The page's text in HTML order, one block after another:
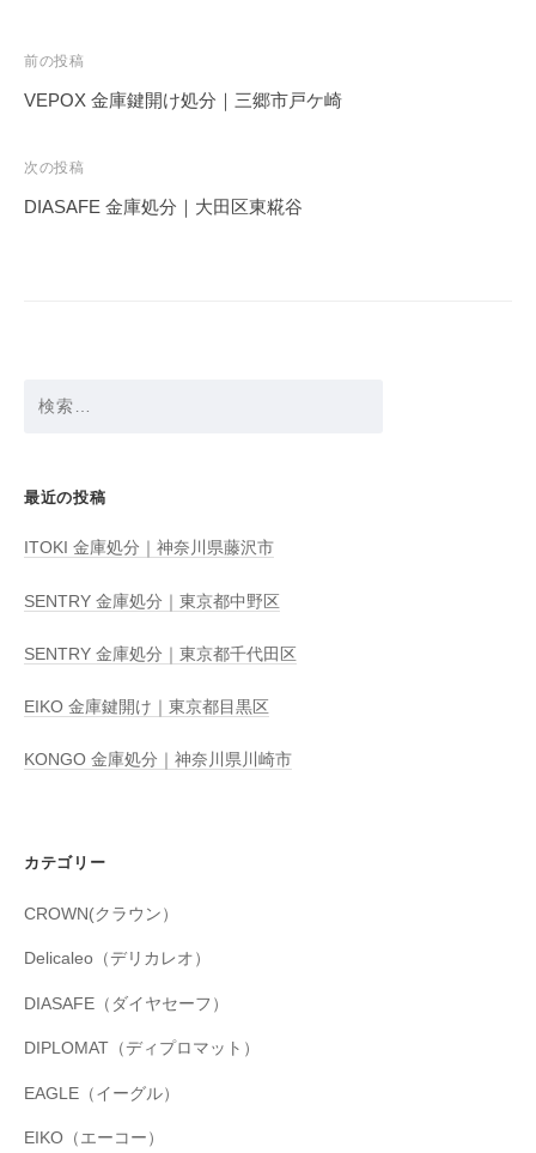
投
稿
ビ
ゲ
前の投稿
VEPOX 金庫鍵開け処分｜三郷市戸ケ崎
次の投稿
DIASAFE 金庫処分｜大田区東糀谷
最近の投稿
ITOKI 金庫処分｜神奈川県藤沢市
SENTRY 金庫処分｜東京都中野区
SENTRY 金庫処分｜東京都千代田区
EIKO 金庫鍵開け｜東京都目黒区
KONGO 金庫処分｜神奈川県川崎市
カテゴリー
CROWN(クラウン）
Delicaleo（デリカレオ）
DIASAFE（ダイヤセーフ）
DIPLOMAT（ディプロマット）
EAGLE（イーグル）
EIKO（エーコー）